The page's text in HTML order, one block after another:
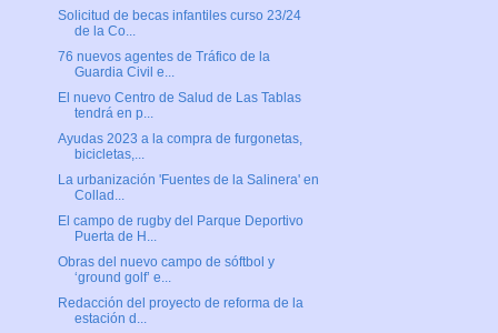
Solicitud de becas infantiles curso 23/24
de la Co...
76 nuevos agentes de Tráfico de la
Guardia Civil e...
El nuevo Centro de Salud de Las Tablas
tendrá en p...
Ayudas 2023 a la compra de furgonetas,
bicicletas,...
La urbanización 'Fuentes de la Salinera' en
Collad...
El campo de rugby del Parque Deportivo
Puerta de H...
Obras del nuevo campo de sóftbol y
‘ground golf’ e...
Redacción del proyecto de reforma de la
estación d...